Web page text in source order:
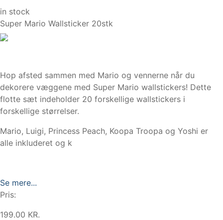
in stock
Super Mario Wallsticker 20stk
Hop afsted sammen med Mario og vennerne når du
dekorere væggene med Super Mario wallstickers! Dette
flotte sæt indeholder 20 forskellige wallstickers i
forskellige størrelser.
Mario, Luigi, Princess Peach, Koopa Troopa og Yoshi er
alle inkluderet og k
Se mere...
Pris:
199.00 KR.